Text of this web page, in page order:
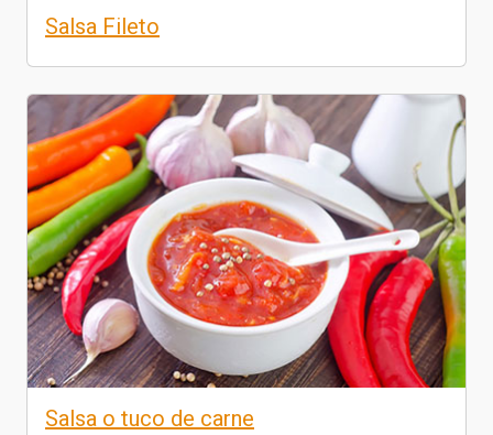
Salsa Fileto
Salsa o tuco de carne